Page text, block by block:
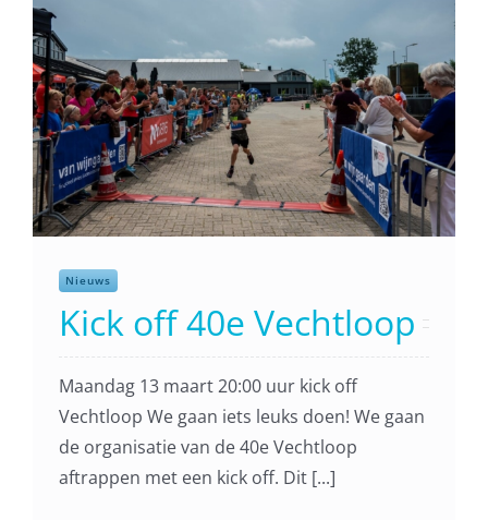
Nieuws
Kick off 40e Vechtloop
Maandag 13 maart 20:00 uur kick off
Vechtloop We gaan iets leuks doen! We gaan
de organisatie van de 40e Vechtloop
aftrappen met een kick off. Dit [...]
Nieuws
Rita van Gemert
benoemd tot Lid in de